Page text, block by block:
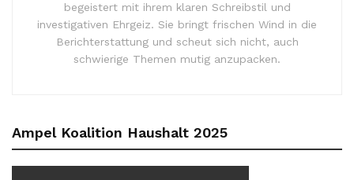
begeistert mit ihrem klaren Schreibstil und
investigativen Ehrgeiz. Sie bringt frischen Wind in die
Berichterstattung und scheut sich nicht, auch
schwierige Themen mutig anzupacken.
Ampel Koalition Haushalt 2025